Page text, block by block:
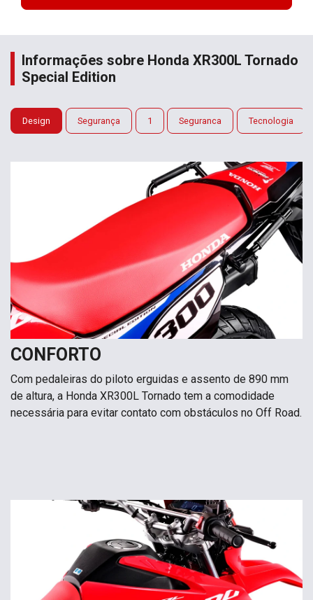
Informações sobre Honda XR300L Tornado
Special Edition
Design Segurança 1 Seguranca Tecnologia
CONFORTO
Com pedaleiras do piloto erguidas e assento de 890 mm
de altura, a Honda XR300L Tornado tem a comodidade
necessária para evitar contato com obstáculos no Off Road.